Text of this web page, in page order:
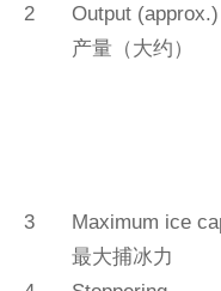
2
Output (approx.)
产量（大约）
3
Maximum ice
最大捕冰力